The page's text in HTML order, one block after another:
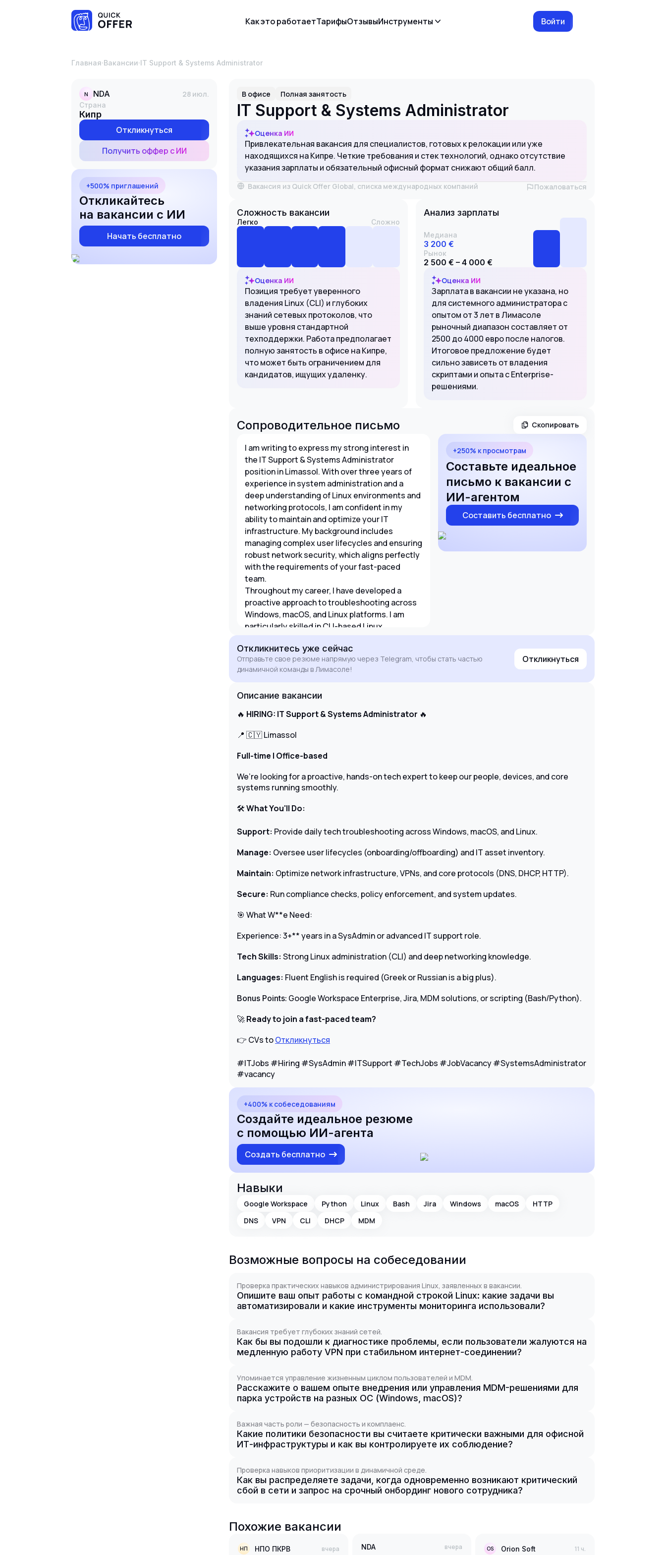
Как это работаетТарифыОтзывыИнструменты Войти
Главная·Вакансии· IT Support & Systems Administrator
N NDA 28 июл.
Страна
Кипр
Откликнуться
Получить оффер с ИИ
+500% приглашений
Откликайтесь
на вакансии с ИИ
Начать бесплатно
В офисе Полная занятость
IT Support & Systems Administrator
Оценка ИИ
Привлекательная вакансия для специалистов, готовых к релокации или уже
находящихся на Кипре. Четкие требования и стек технологий, однако отсутствие
указания зарплаты и обязательный офисный формат снижают общий балл.
Вакансия из Quick Offer Global, списка международных компаний Пожаловаться
Сложность вакансии
Легко Сложно
Оценка ИИ
Позиция требует уверенного
владения Linux (CLI) и глубоких
знаний сетевых протоколов, что
выше уровня стандартной
техподдержки. Работа предполагает
полную занятость в офисе на Кипре,
что может быть ограничением для
кандидатов, ищущих удаленку.
Анализ зарплаты
Медиана
3 200 €
Рынок
2 500 € – 4 000 €
Оценка ИИ
Зарплата в вакансии не указана, но
для системного администратора с
опытом от 3 лет в Лимасоле
рыночный диапазон составляет от
2500 до 4000 евро после налогов.
Итоговое предложение будет
сильно зависеть от владения
скриптами и опыта с Enterprise-
решениями.
Сопроводительное письмо Скопировать
I am writing to express my strong interest in
the IT Support & Systems Administrator
position in Limassol. With over three years of
experience in system administration and a
deep understanding of Linux environments and
networking protocols, I am confident in my
ability to maintain and optimize your IT
infrastructure. My background includes
managing complex user lifecycles and ensuring
robust network security, which aligns perfectly
with the requirements of your fast-paced
team.
Throughout my career, I have developed a
proactive approach to troubleshooting across
Windows, macOS, and Linux platforms. I am
particularly skilled in CLI-based Linux
protocols like DNS, DHCP, and VPN
management. Additionally, my familiarity with
Google Workspace Enterprise and MDM
immediately to your team's efficiency and
security compliance. I look forward to the
possibility of discussing how my technical
expertise can support your company's growth.
+250% к просмотрам
Составьте идеальное
письмо к вакансии с
ИИ-агентом
Составить бесплатно
Откликнитесь уже сейчас
Отправьте свое резюме напрямую через Telegram, чтобы стать частью
динамичной команды в Лимасоле!
Откликнуться
Описание вакансии
🔥 HIRING: IT Support & Systems Administrator 🔥
📍 🇨🇾 Limassol
Full-time | Office-based
We’re looking for a proactive, hands-on tech expert to keep our people, devices, and core
systems running smoothly.
🛠What You'll Do:
Support: Provide daily tech troubleshooting across Windows, macOS, and Linux.
Manage: Oversee user lifecycles (onboarding/offboarding) and IT asset inventory.
Maintain: Optimize network infrastructure, VPNs, and core protocols (DNS, DHCP, HTTP).
Secure: Run compliance checks, policy enforcement, and system updates.
🎯 What W**e Need:
Experience: 3+** years in a SysAdmin or advanced IT support role.
Tech Skills: Strong Linux administration (CLI) and deep networking knowledge.
Languages: Fluent English is required (Greek or Russian is a big plus).
Bonus Points: Google Workspace Enterprise, Jira, MDM solutions, or scripting (Bash/Python).
🚀Ready to join a fast-paced team?
👉 CVs toОткликнуться
#ITJobs #Hiring #SysAdmin #ITSupport #TechJobs #JobVacancy #SystemsAdministrator
#vacancy
+400% к собеседованиям
Создайте идеальное резюме
с помощью ИИ-агента
Создать бесплатно
Навыки
Google Workspace Python Linux Bash Jira Windows macOS
HTTP
DNS
VPN CLI DHCP MDM
Возможные вопросы на собеседовании
Проверка практических навыков администрирования Linux, заявленных в вакансии.
Опишите ваш опыт работы с командной строкой Linux: какие задачи вы
автоматизировали и какие инструменты мониторинга использовали?
Вакансия требует глубоких знаний сетей.
Как бы вы подошли к диагностике проблемы, если пользователи жалуются на
медленную работу VPN при стабильном интернет-соединении?
Упоминается управление жизненным циклом пользователей и MDM.
Расскажите о вашем опыте внедрения или управления MDM-решениями для
парка устройств на разных ОС (Windows, macOS)?
Важная часть роли — безопасность и комплаенс.
Какие политики безопасности вы считаете критически важными для офисной
ИТ-инфраструктуры и как вы контролируете их соблюдение?
Проверка навыков приоритизации в динамичной среде.
Как вы распределяете задачи, когда одновременно возникают критический
сбой в сети и запрос на срочный онбординг нового сотрудника?
Похожие вакансии
НП НПО ПКРВ
вчера
NDA
вчера
OS Orion Soft
11 ч.